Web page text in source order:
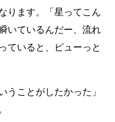
ります。「星ってこん
いているんだー、流れ
ていると、ピューっと
うことがしたかった」